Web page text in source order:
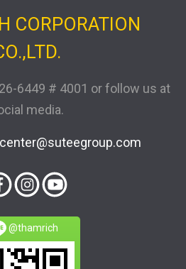
CORPORATION
6449 # 4001 or follow us at
media.
@thamrich